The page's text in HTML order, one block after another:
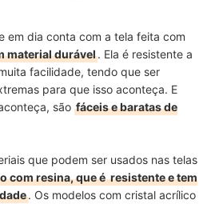
em dia conta com a tela feita com
material durável. Ela é resistente a
facilidade, tendo que ser
para que isso aconteça. E
são fáceis e baratas de
que podem ser usados nas telas
com resina, que é resistente e tem
. Os modelos com cristal acrílico